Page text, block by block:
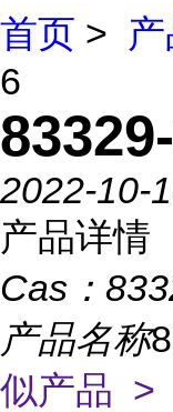
首页 >
6
2022-10-
产品详情
Cas：
产品名称
似产品 >